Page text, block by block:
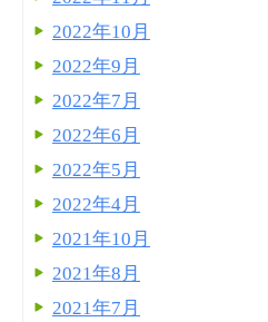
2022年10月
2022年9月
2022年7月
2022年6月
2022年5月
2022年4月
2021年10月
2021年8月
2021年7月